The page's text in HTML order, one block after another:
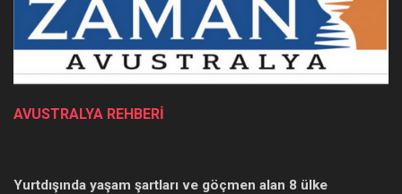
AVUSTRALYA REHBERİ
Yurtdışında yaşam şartları ve göçmen alan 8 ülke